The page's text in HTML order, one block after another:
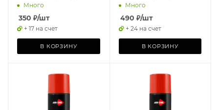
Много
350 ₽/шт
+ 17 на счет
В КОРЗИНУ
Много
490 ₽/шт
+ 24 на счет
В КОРЗИНУ